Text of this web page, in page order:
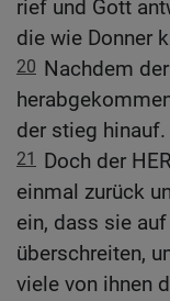
rief und Gott
die wie Donner
20 Nachdem
der stieg hinauf.
21
Doch der
einmal zurück
ein, dass sie
überschreiten,
viele von ihnen